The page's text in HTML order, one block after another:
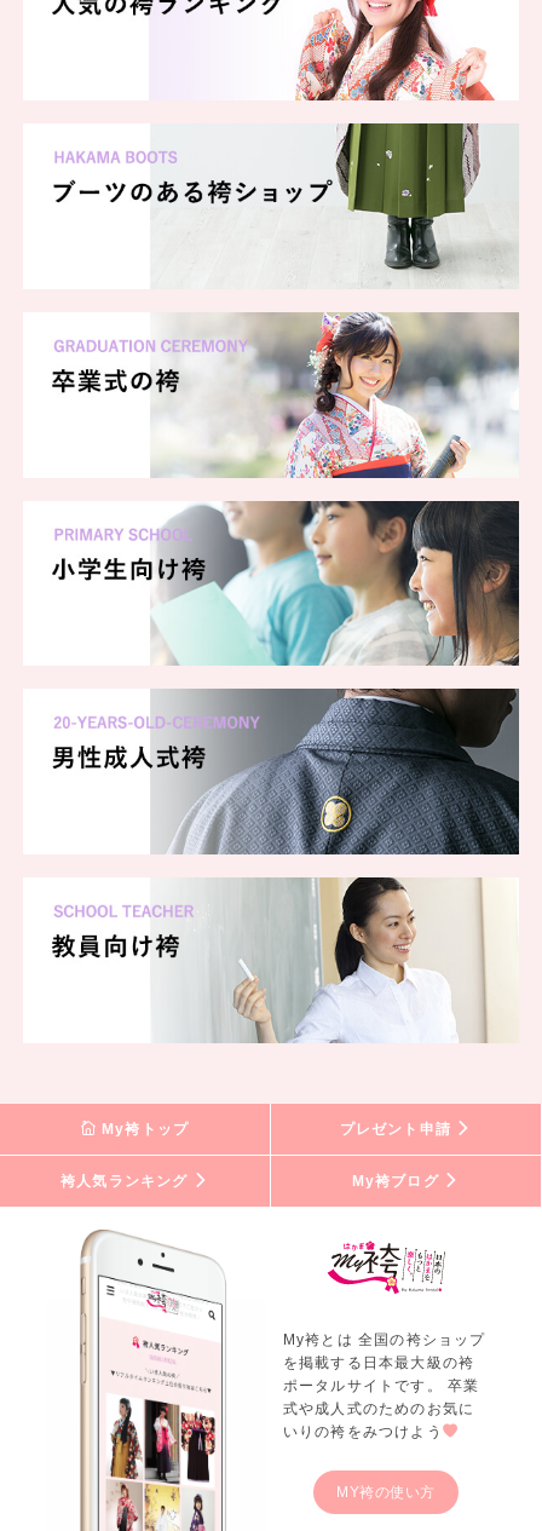
My袴トップ プレゼント申請
袴人気ランキング My袴ブログ
My袴とは 全国の袴ショップ
を掲載する日本最大級の袴
ポータルサイトです。 卒業
式や成人式のためのお気に
いりの袴をみつけよう
MY袴の使い方